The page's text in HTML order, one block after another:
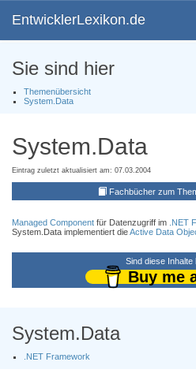
EntwicklerLexikon.de
Sie sind hier
Themenübersicht
System.Data
System.Data
Eintrag zuletzt aktualisiert am: 07.03.2004
Fachbücher zum
Managed Component für Datenzugriff im .NET
System.Data implementiert dieActive Data
Sind diese Inhalte
Buy me
System.Data
.NET Framework